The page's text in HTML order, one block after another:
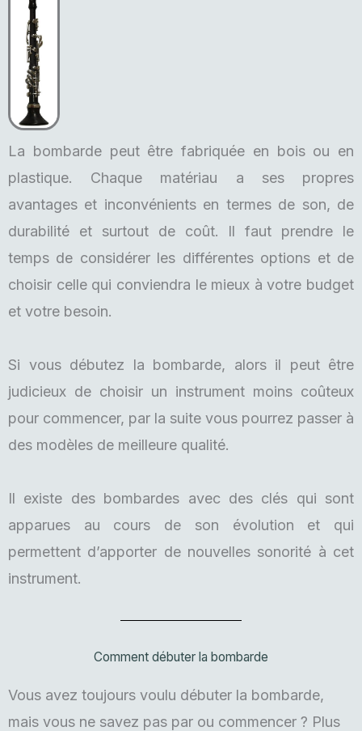
La bombarde peut être fabriquée en bois ou en
plastique. Chaque matériau a ses propres
avantages et inconvénients en termes de son, de
durabilité et surtout de coût. Il faut prendre le
temps de considérer les différentes options et de
choisir celle qui conviendra le mieux à votre budget
et votre besoin.
Si vous débutez la bombarde, alors il peut être
judicieux de choisir un instrument moins coûteux
pour commencer, par la suite vous pourrez passer à
des modèles de meilleure qualité.
Il existe des bombardes avec des clés qui sont
apparues au cours de son évolution et qui
permettent d’apporter de nouvelles sonorité à cet
instrument.
Comment débuter la bombarde
Vous avez toujours voulu débuter la bombarde,
mais vous ne savez pas par ou commencer ? Plus